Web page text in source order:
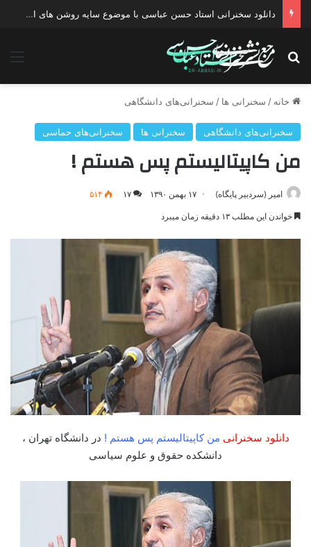
دانلود سخنرانی استاد حسن عباسی با موضوع چهار انتخاب ۱۴۰۰
جستجو برای
خانه / سخنرانی ها / سخنرانی‌های دانشگاهی
سخنرانی‌های دانشگاهی سخنرانی ها سخنرانی‌های حماسی
من کاپیتالیستم پس هستم !
امیر (سردبیر پایگاه) ۱۷ بهمن ۱۳۹۰ ۱۷ ۵۱۴
خواندن این مطلب ۱۳ دقیقه زمان میبرد
دانلود سخنرانی من کاپیتالیستم پس هستم ! در دانشگاه تهران ،
دانشکده حقوق و علوم سیاسی